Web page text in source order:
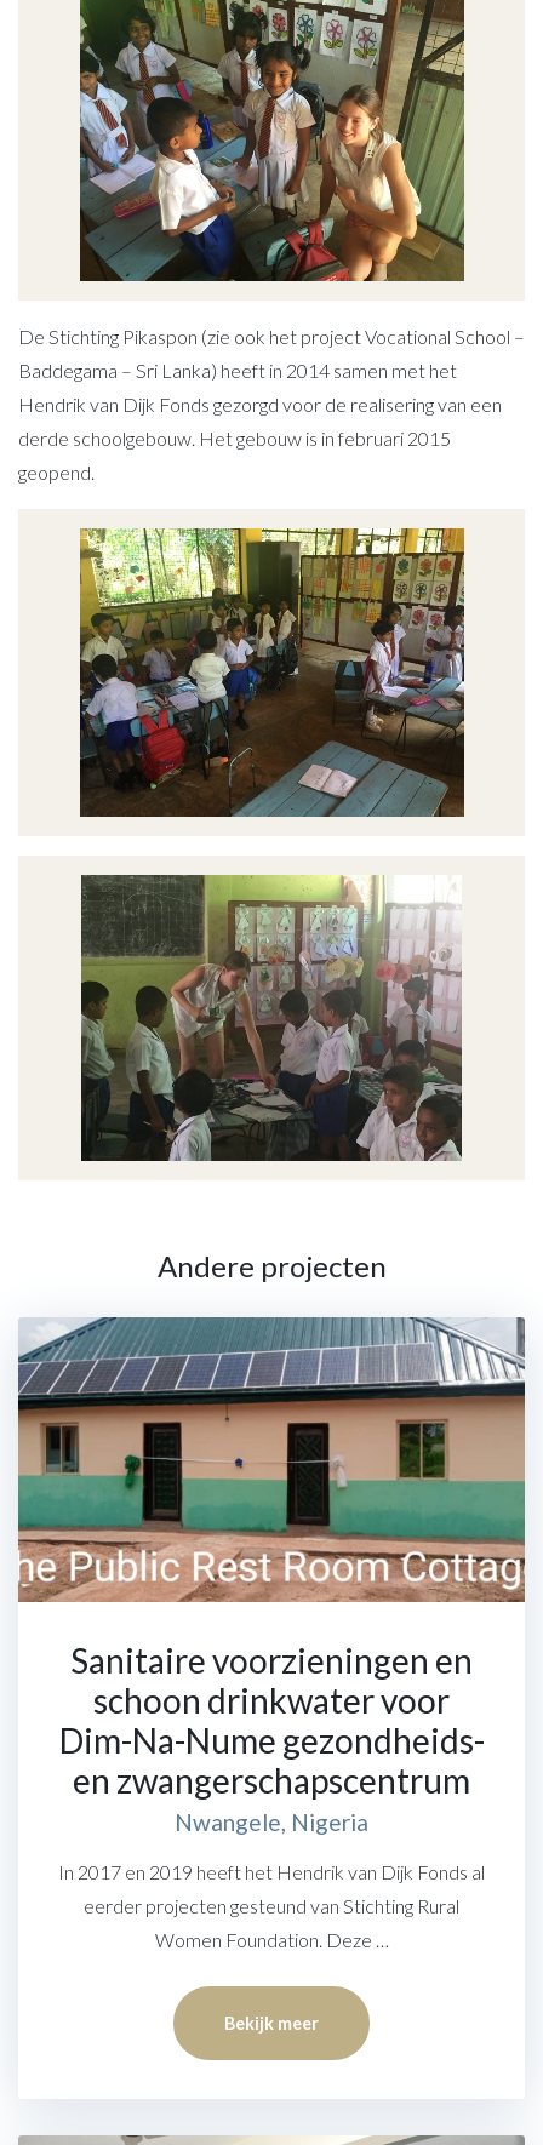
De Stichting Pikaspon (zie ook het project Vocational School –
Baddegama – Sri Lanka) heeft in 2014 samen met het
Hendrik van Dijk Fonds gezorgd voor de realisering van een
derde schoolgebouw. Het gebouw is in februari 2015
geopend.
Andere projecten
Sanitaire voorzieningen en
schoon drinkwater voor
Dim-Na-Nume gezondheids-
en zwangerschapscentrum
Nwangele, Nigeria
In 2017 en 2019 heeft het Hendrik van Dijk Fonds al
eerder projecten gesteund van Stichting Rural
Women Foundation. Deze …
Bekijk meer